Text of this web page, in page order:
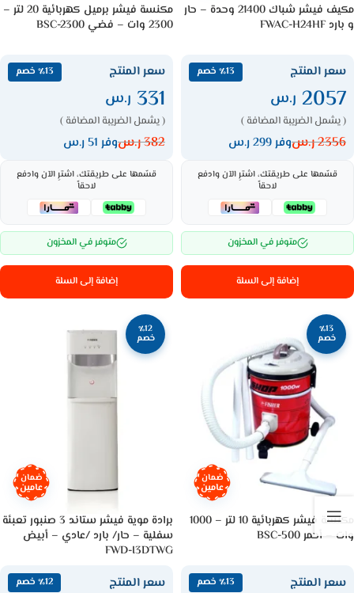
مكيف فيشر شباك 21400 وحدة – حار
و بارد FWAC-H24HF
سعر المنتج ٪13 خصم
2057 ر.س
( يشمل الضريبة المضافة )
2356ر.سوفر 299 ر.س
قسّمها على طريقتك، اشترِ الآن وادفع
لاحقاً
متوفر في المخزون
إضافة إلى السلة
مكنسة فيشر برميل كهربائية 20 لتر –
2300 وات – فضي BSC-2300
سعر المنتج ٪13 خصم
331 ر.س
( يشمل الضريبة المضافة )
382ر.سوفر 51 ر.س
قسّمها على طريقتك، اشترِ الآن وادفع
لاحقاً
متوفر في المخزون
إضافة إلى السلة
٪13
خصم
ضمان
عامين
مكنسة فيشر كهربائية 10 لتر – 1000
وات – أحمر BSC-500
سعر المنتج ٪13 خصم
٪12
خصم
ضمان
عامين
برادة موية فيشر ستاند 3 صنبور تعبئة
سفلية – حار/ بارد /عادي – أبيض
FWD-I3DTWG
سعر المنتج ٪12 خصم